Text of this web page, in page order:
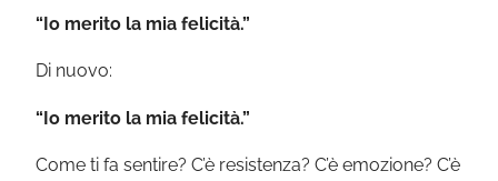
“Io merito la mia felicità.”
Di nuovo:
“Io merito la mia felicità.”
Come ti fa sentire? C’è resistenza? C’è emozione? C’è